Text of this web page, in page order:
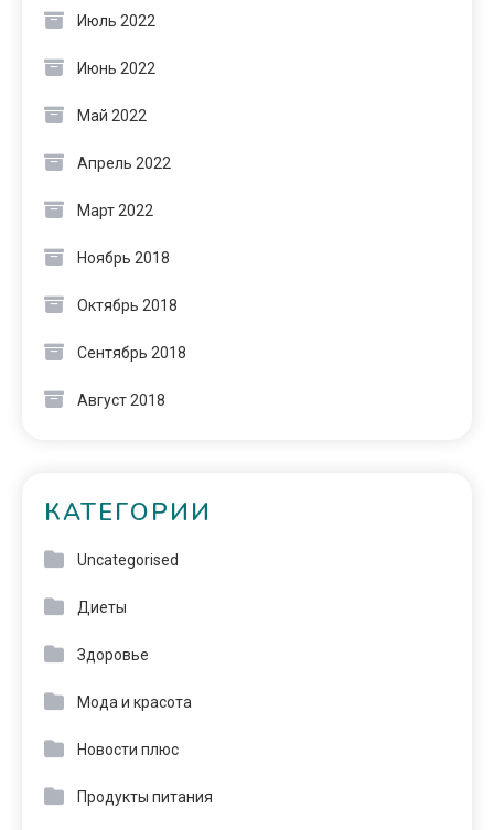
Июль 2022
Июнь 2022
Май 2022
Апрель 2022
Март 2022
Ноябрь 2018
Октябрь 2018
Сентябрь 2018
Август 2018
КАТЕГОРИИ
Uncategorised
Диеты
Здоровье
Мода и красота
Новости плюс
Продукты питания